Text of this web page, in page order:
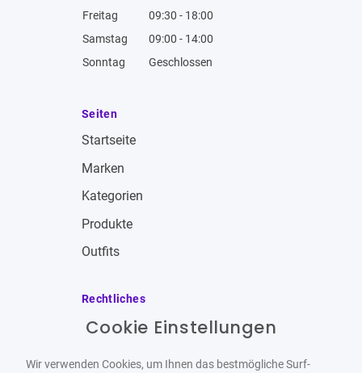
Freitag
09:30 - 18:00
Samstag
09:00 - 14:00
Sonntag
Geschlossen
Seiten
Startseite
Marken
Kategorien
Produkte
Outfits
Rechtliches
Impressum
Cookie Einstellungen
Wir verwenden Cookies, um Ihnen das bestmögliche Surf-